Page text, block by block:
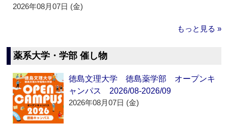
2026年08月07日 (金)
もっと見る »
薬系大学・学部 催し物
徳島文理大学 徳島薬学部 オープンキ
ャンパス 2026/08-2026/09
2026年08月07日 (金)